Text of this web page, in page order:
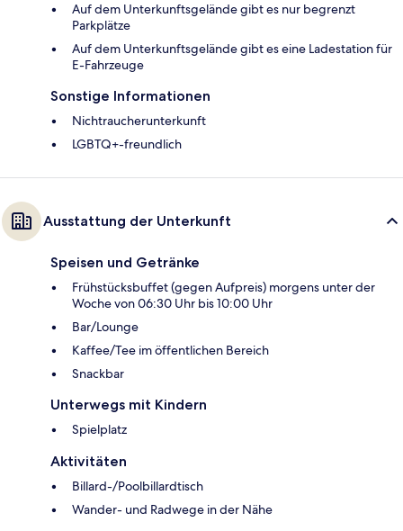
Auf dem Unterkunftsgelände gibt es nur begrenzt
Parkplätze
Auf dem Unterkunftsgelände gibt es eine Ladestation für
E-Fahrzeuge
Sonstige Informationen
Nichtraucherunterkunft
LGBTQ+-freundlich
Ausstattung der Unterkunft
Speisen und Getränke
Frühstücksbuffet (gegen Aufpreis) morgens unter der
Woche von 06:30 Uhr bis 10:00 Uhr
Bar/Lounge
Kaffee/Tee im öffentlichen Bereich
Snackbar
Unterwegs mit Kindern
Spielplatz
Aktivitäten
Billard-/Poolbillardtisch
Wander- und Radwege in der Nähe